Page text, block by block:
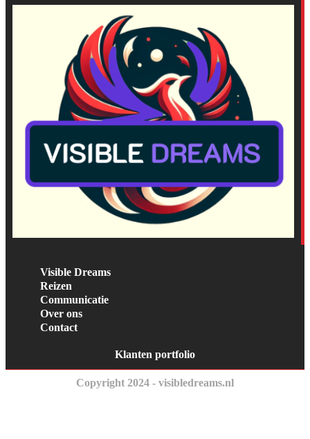
Visible Dreams
Reizen
Communicatie
Over ons
Contact
Klanten portfolio
Copyright 2024 - visibledreams.nl